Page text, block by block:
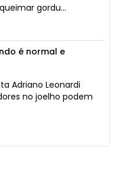
gordu…
é normal e
Adriano Leonardi
no joelho podem